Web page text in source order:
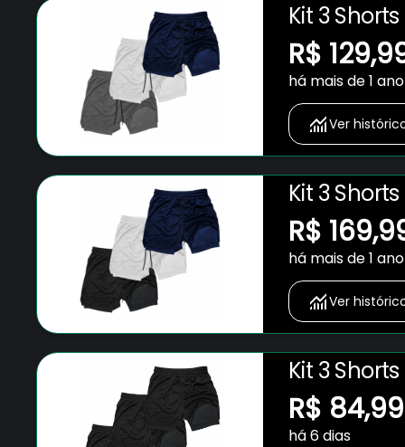
Kit 3
Bolso para
Fitness
R$
há mais de 1 ano
Ver
Kit 3
Bolso para
Fitness
R$
há mais de 1 ano
Ver
Kit 3
Bolso para
Fitness
R$ 84,99
há 6 dias